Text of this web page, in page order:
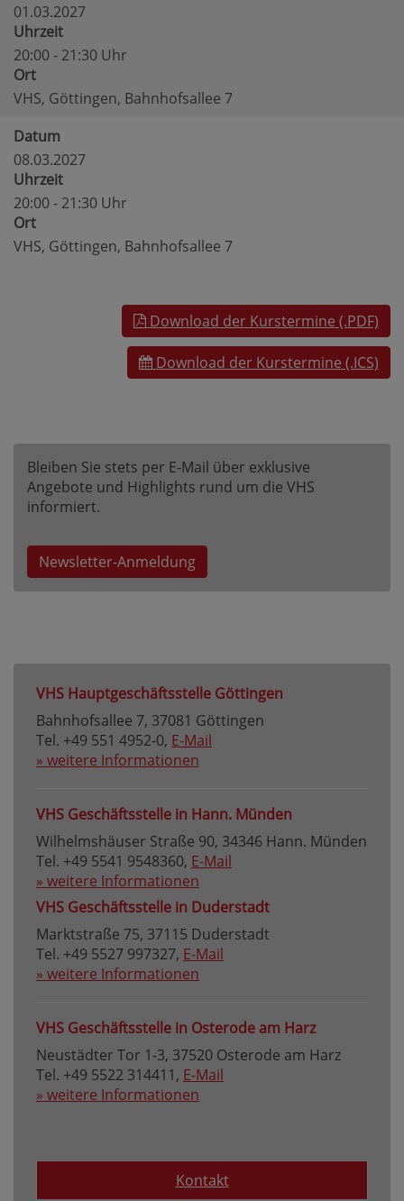
01.03.2027
Uhrzeit
20:00 - 21:30 Uhr
Ort
VHS, Göttingen, Bahnhofsallee 7
Datum
08.03.2027
Uhrzeit
20:00 - 21:30 Uhr
Ort
VHS, Göttingen, Bahnhofsallee 7
Download der Kurstermine (.PDF)
Download der Kurstermine (.ICS)
Bleiben Sie stets per E-Mail über exklusive
Angebote und Highlights rund um die VHS
informiert.
Newsletter-Anmeldung
VHS Hauptgeschäftsstelle Göttingen
Bahnhofsallee 7, 37081 Göttingen
Tel. +49 551 4952-0, E-Mail
» weitere Informationen
VHS Geschäftsstelle in Hann. Münden
Wilhelmshäuser Straße 90, 34346 Hann. Münden
Tel. +49 5541 9548360, E-Mail
» weitere Informationen
VHS Geschäftsstelle in Duderstadt
Marktstraße 75, 37115 Duderstadt
Tel. +49 5527 997327, E-Mail
» weitere Informationen
VHS Geschäftsstelle in Osterode am Harz
Neustädter Tor 1-3, 37520 Osterode am Harz
Tel. +49 5522 314411, E-Mail
» weitere Informationen
Kontakt